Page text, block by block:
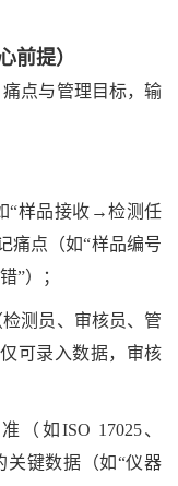
前提）
点与管理目标，输
“样品接收→检测任
点（如“样品编号
”）；
测员、审核员、管
可录入数据，审核
（如ISO 17025、
关键数据（如“仪器